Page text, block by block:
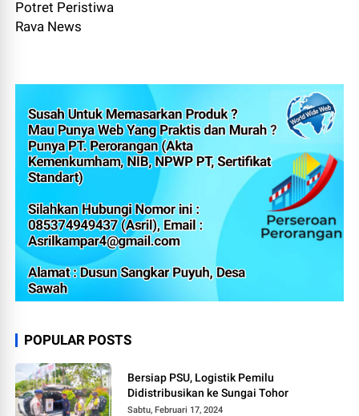
Potret Peristiwa
Rava News
POPULAR POSTS
Bersiap PSU, Logistik Pemilu
Didistribusikan ke Sungai Tohor
Sabtu, Februari 17, 2024